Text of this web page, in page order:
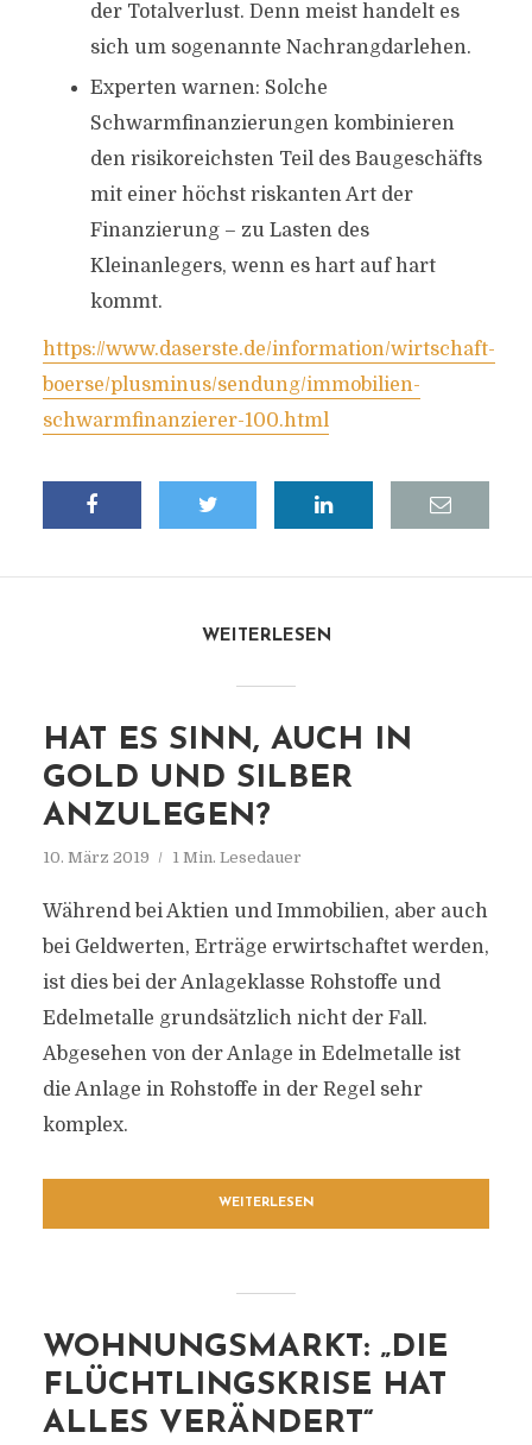
der Totalverlust. Denn meist handelt es
sich um sogenannte Nachrangdarlehen.
Experten warnen: Solche
Schwarmfinanzierungen kombinieren
den risikoreichsten Teil des Baugeschäfts
mit einer höchst riskanten Art der
Finanzierung – zu Lasten des
Kleinanlegers, wenn es hart auf hart
kommt.
https://www.daserste.de/information/wirtschaft-
boerse/plusminus/sendung/immobilien-
schwarmfinanzierer-100.html
WEITERLESEN
HAT ES SINN, AUCH IN
GOLD UND SILBER
ANZULEGEN?
10. März 2019 1 Min. Lesedauer
Während bei Aktien und Immobilien, aber auch
bei Geldwerten, Erträge erwirtschaftet werden,
ist dies bei der Anlageklasse Rohstoffe und
Edelmetalle grundsätzlich nicht der Fall.
Abgesehen von der Anlage in Edelmetalle ist
die Anlage in Rohstoffe in der Regel sehr
komplex.
WEITERLESEN
WOHNUNGSMARKT: „DIE
FLÜCHTLINGSKRISE HAT
ALLES VERÄNDERT“